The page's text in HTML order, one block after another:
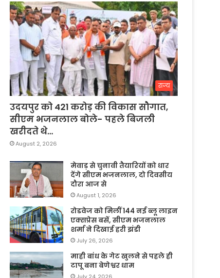
राज्य
उदयपुर को 421 करोड़ की विकास सौगात,
सीएम भजनलाल बोले- पहले बिजली
खरीदते थे…
August 2, 2026
मेवाड़ से चुनावी तैयारियों को धार
देंगे सीएम भजनलाल, दो दिवसीय
दौरा आज से
August 1, 2026
रोडवेज को मिलीं 144 नई ब्लू लाइन
एक्सप्रेस बसें, सीएम भजनलाल
शर्मा ने दिखाई हरी झंडी
July 26, 2026
माही बांध के गेट खुलने से पहले ही
टापू बना बेणेश्वर धाम